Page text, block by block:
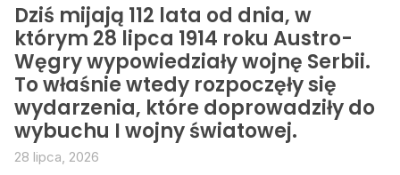
Dziś mijają 112 lata od dnia, w
którym 28 lipca 1914 roku Austro-
Węgry wypowiedziały wojnę Serbii.
To właśnie wtedy rozpoczęły się
wydarzenia, które doprowadziły do
wybuchu I wojny światowej.
28 lipca, 2026